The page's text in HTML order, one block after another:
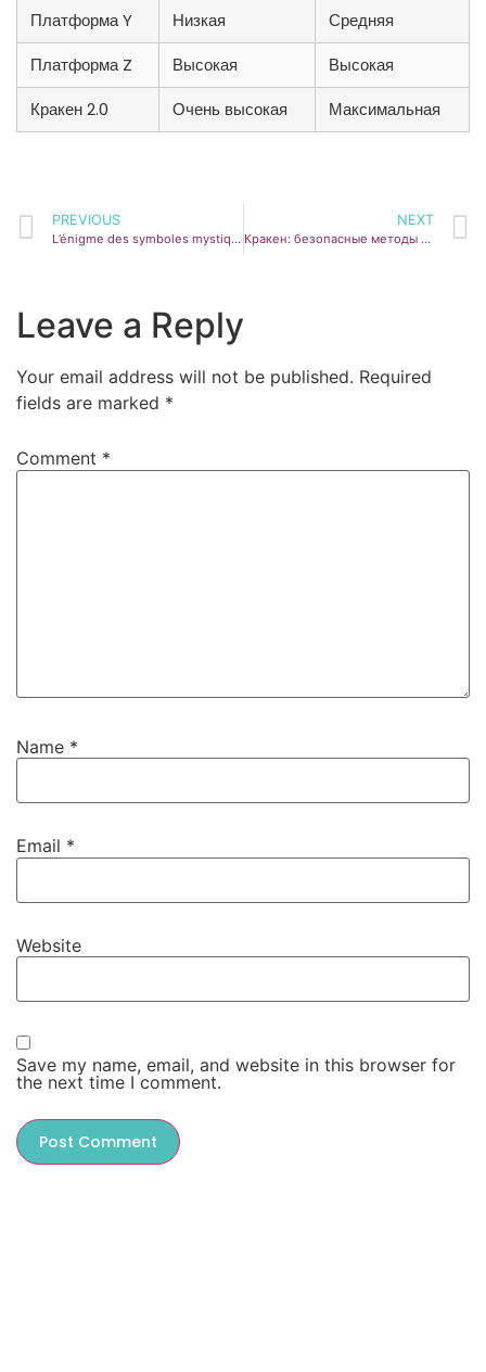
Платформа Y Низкая
Средняя
Платформа Z
Высокая
Высокая
Кракен 2.0
Очень высокая Максимальная
PREVIOUS
L’énigme des symboles mystiques : le mystère derrière Sun of Egypt 3
NEXT
Кракен: безопасные методы доступа к даркнету в 2026
Leave a Reply
Your email address will not be published. Required
fields are marked *
Comment *
Name *
Email *
Website
Save my name, email, and website in this browser for
the next time I comment.